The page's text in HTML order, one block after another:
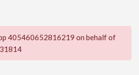
405460652816219 on behalf of